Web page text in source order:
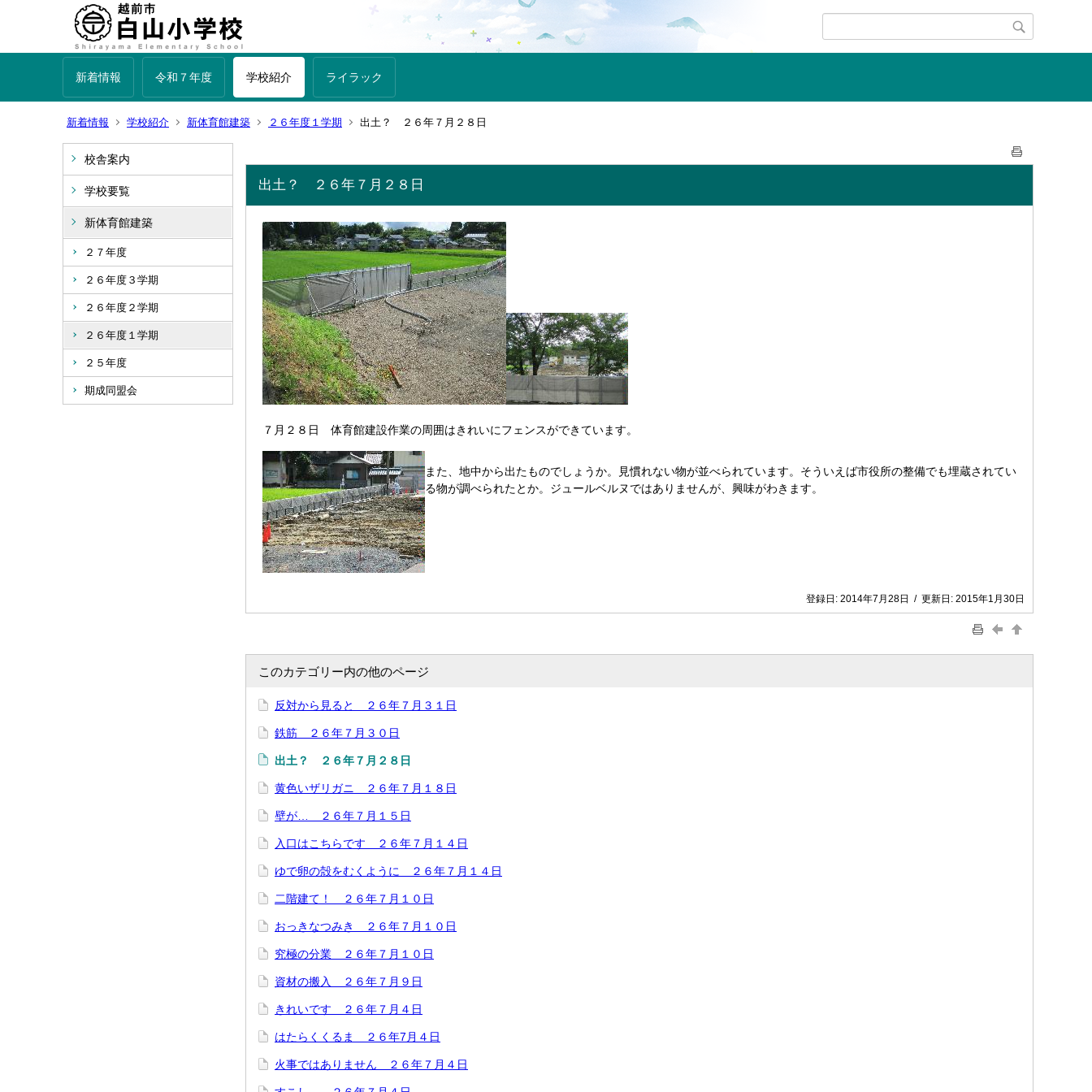
新着情報 令和７年度 学校紹介 ライラック
新着情報 学校紹介 新体育館建築 ２６年度１学期 出土？ ２６年７月２８日
校舎案内
学校要覧
新体育館建築
２７年度
２６年度３学期
２６年度２学期
２６年度１学期
２５年度
期成同盟会
出土？ ２６年７月２８日
７月２８日 体育館建設作業の周囲はきれいにフェンスができています。
また、地中から出たものでしょうか。見慣れない物が並べられています。そういえば市役所の整備でも埋蔵されてい
る物が調べられたとか。ジュールベルヌではありませんが、興味がわきます。
登録日: 2014年7月28日 / 更新日: 2015年1月30日
このカテゴリー内の他のページ
反対から見ると ２６年７月３１日
鉄筋 ２６年７月３０日
出土？ ２６年７月２８日
黄色いザリガニ ２６年７月１８日
壁が… ２６年７月１５日
入口はこちらです ２６年７月１４日
ゆで卵の殻をむくように ２６年７月１４日
二階建て！ ２６年７月１０日
おっきなつみき ２６年７月１０日
究極の分業 ２６年７月１０日
資材の搬入 ２６年７月９日
きれいです ２６年７月４日
はたらくくるま ２６年7月４日
火事ではありません ２６年７月４日